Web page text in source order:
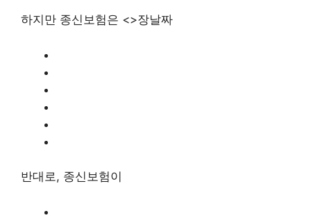
하지만 종신보험은 <>장날짜
반대로, 종신보험이